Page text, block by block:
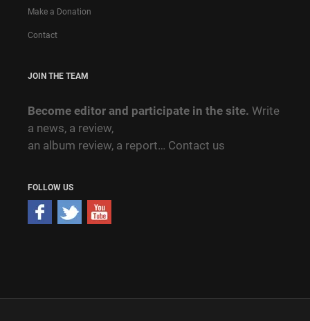
Make a Donation
Contact
JOIN THE TEAM
Become editor and participate in the site. Write
a news, a review,
an album review, a report… Contact us
FOLLOW US